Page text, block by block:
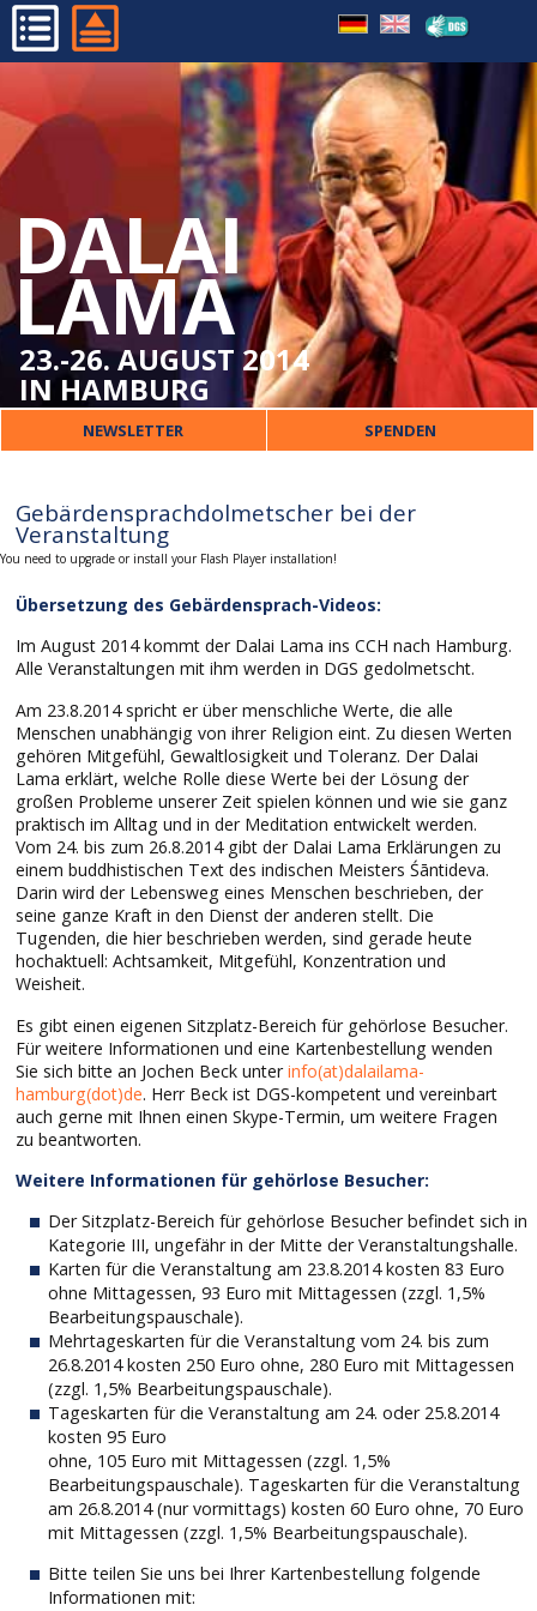
DALAI
LAMA
23.-26. AUGUST 2014
IN HAMBURG
PROGRAMM
ORGANISATORISCHES
WICHTIGE BESUCHERINFOS
ORT
VERPFLEGUNG
ÜBERSETZUNG
KINDER
SICHERHEIT
UNTERKUNFT
VERANSTALTER
PRESSE
KONTAKT
NEWSLETTER SPENDEN
Gebärdensprachdolmetscher bei der
Veranstaltung
You need to upgrade or install your Flash Player installation!
Übersetzung des Gebärdensprach-Videos:
Im August 2014 kommt der Dalai Lama ins CCH nach Hamburg.
Alle Veranstaltungen mit ihm werden in DGS gedolmetscht.
Am 23.8.2014 spricht er über menschliche Werte, die alle
Menschen unabhängig von ihrer Religion eint. Zu diesen Werten
gehören Mitgefühl, Gewaltlosigkeit und Toleranz. Der Dalai
Lama erklärt, welche Rolle diese Werte bei der Lösung der
großen Probleme unserer Zeit spielen können und wie sie ganz
praktisch im Alltag und in der Meditation entwickelt werden.
Vom 24. bis zum 26.8.2014 gibt der Dalai Lama Erklärungen zu
einem buddhistischen Text des indischen Meisters Śāntideva.
Darin wird der Lebensweg eines Menschen beschrieben, der
seine ganze Kraft in den Dienst der anderen stellt. Die
Tugenden, die hier beschrieben werden, sind gerade heute
hochaktuell: Achtsamkeit, Mitgefühl, Konzentration und
Weisheit.
Es gibt einen eigenen Sitzplatz-Bereich für gehörlose Besucher.
Für weitere Informationen und eine Kartenbestellung wenden
Sie sich bitte an Jochen Beck unterinfo(at)dalailama-
hamburg(dot)de. Herr Beck ist DGS-kompetent und vereinbart
auch gerne mit Ihnen einen Skype-Termin, um weitere Fragen
zu beantworten.
Weitere Informationen für gehörlose Besucher:
Der Sitzplatz-Bereich für gehörlose Besucher befindet sich in
Kategorie III, ungefähr in der Mitte der Veranstaltungshalle.
Karten für die Veranstaltung am 23.8.2014 kosten 83 Euro
ohne Mittagessen, 93 Euro mit Mittagessen (zzgl. 1,5%
Bearbeitungspauschale).
Mehrtageskarten für die Veranstaltung vom 24. bis zum
26.8.2014 kosten 250 Euro ohne, 280 Euro mit Mittagessen
(zzgl. 1,5% Bearbeitungspauschale).
Tageskarten für die Veranstaltung am 24. oder 25.8.2014
kosten 95 Euro
ohne, 105 Euro mit Mittagessen (zzgl. 1,5%
Bearbeitungspauschale). Tageskarten für die Veranstaltung
am 26.8.2014 (nur vormittags) kosten 60 Euro ohne, 70 Euro
mit Mittagessen (zzgl. 1,5% Bearbeitungspauschale).
Bitte teilen Sie uns bei Ihrer Kartenbestellung folgende
Informationen mit: